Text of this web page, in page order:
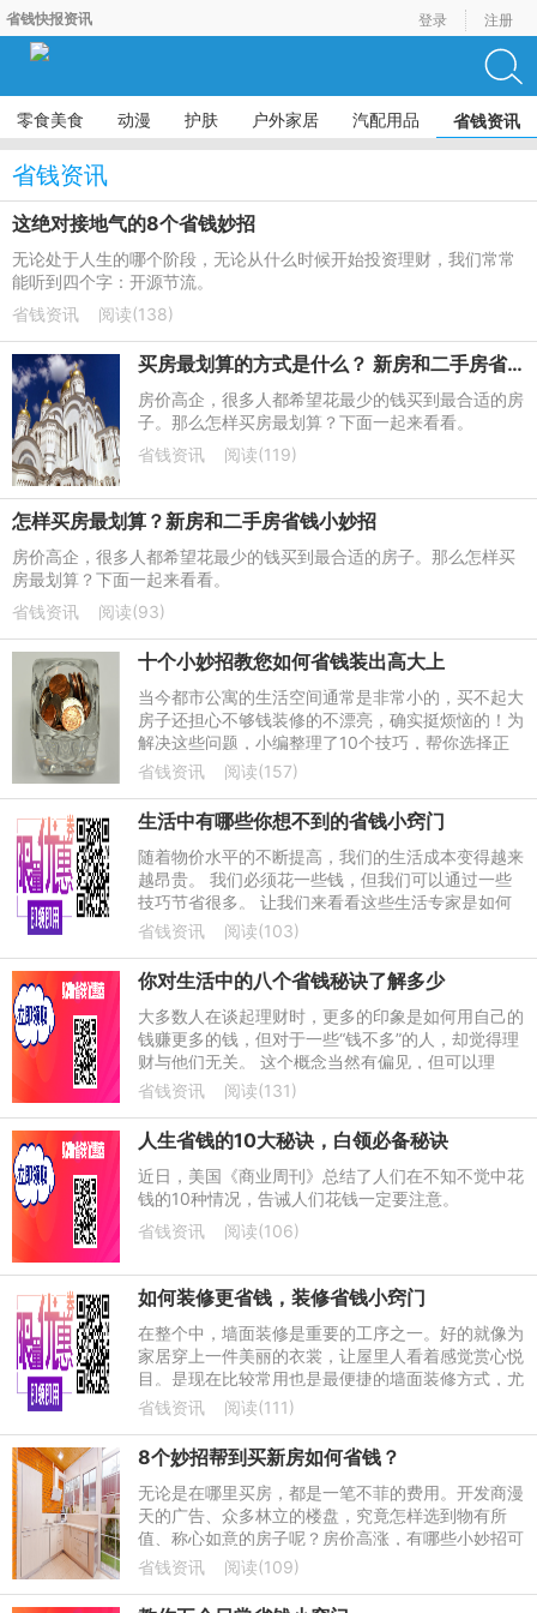
省钱快报资讯 登录 注册
零食美食 动漫 护肤 户外家居 汽配用品 省钱资讯
省钱资讯
这绝对接地气的8个省钱妙招
无论处于人生的哪个阶段，无论从什么时候开始投资理财，我们常常
能听到四个字：开源节流。
省钱资讯
阅读(138)
买房最划算的方式是什么？ 新房和二手房省钱的小窍门
房价高企，很多人都希望花最少的钱买到最合适的房
子。那么怎样买房最划算？下面一起来看看。
省钱资讯
阅读(119)
怎样买房最划算？新房和二手房省钱小妙招
房价高企，很多人都希望花最少的钱买到最合适的房子。那么怎样买
房最划算？下面一起来看看。
省钱资讯
阅读(93)
十个小妙招教您如何省钱装出高大上
当今都市公寓的生活空间通常是非常小的，买不起大
房子还担心不够钱装修的不漂亮，确实挺烦恼的！为
解决这些问题，小编整理了10个技巧，帮你选择正
确的颜色，正确的物品，教您用省钱装修技巧装出大
省钱资讯 阅读(157)
生活中有哪些你想不到的省钱小窍门
随着物价水平的不断提高，我们的生活成本变得越来
越昂贵。 我们必须花一些钱，但我们可以通过一些
技巧节省很多。 让我们来看看这些生活专家是如何
省钱的。
省钱资讯 阅读(103)
你对生活中的八个省钱秘诀了解多少
大多数人在谈起理财时，更多的印象是如何用自己的
钱赚更多的钱，但对于一些“钱不多”的人，却觉得理
财与他们无关。 这个概念当然有偏见，但可以理
解。
省钱资讯 阅读(131)
人生省钱的10大秘诀，白领必备秘诀
近日，美国《商业周刊》总结了人们在不知不觉中花
钱的10种情况，告诫人们花钱一定要注意。
省钱资讯
阅读(106)
如何装修更省钱，装修省钱小窍门
在整个中，墙面装修是重要的工序之一。好的就像为
家居穿上一件美丽的衣裳，让屋里人看着感觉赏心悦
目。是现在比较常用也是最便捷的墙面装修方式，尤
其是厨卫和阳台的墙面。
省钱资讯 阅读(111)
8个妙招帮到买新房如何省钱？
无论是在哪里买房，都是一笔不菲的费用。开发商漫
天的广告、众多林立的楼盘，究竟怎样选到物有所
值、称心如意的房子呢？房价高涨，有哪些小妙招可
以省钱呢？
省钱资讯 阅读(109)